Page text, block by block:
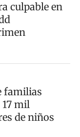
culpable en
familias
17 mil
de niños